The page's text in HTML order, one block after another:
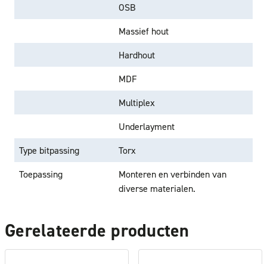
OSB
Massief hout
Hardhout
MDF
Multiplex
Underlayment
Type bitpassing
Torx
Toepassing
Monteren en verbinden van
diverse materialen.
Gerelateerde producten